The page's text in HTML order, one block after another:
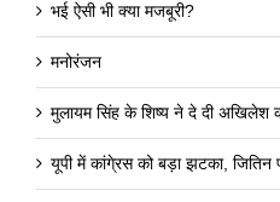
भई ऐसी भी क्या मजबूरी?
मनोरंजन
मुलायम सिंह के शिष्य ने दे दी अखिलेश
यूपी में कांगे्रस को बड़ा झटका, जितिन